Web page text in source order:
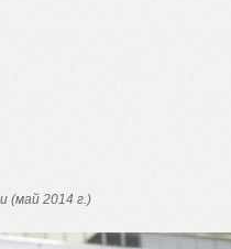
(май 2014 г.)